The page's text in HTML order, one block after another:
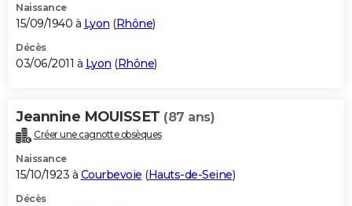
Naissance
15/09/1940 à Lyon (Rhône)
Décès
03/06/2011 à Lyon (Rhône)
Jeannine MOUISSET (87 ans)
Créer une cagnotte obsèques
Naissance
15/10/1923 à Courbevoie (Hauts-de-Seine)
Décès